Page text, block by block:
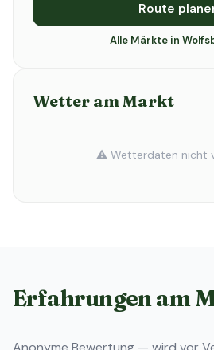
Route
Alle Märkte in
Wetter am Markt
⚠️ Wetterdaten nicht
Erfahrungen am